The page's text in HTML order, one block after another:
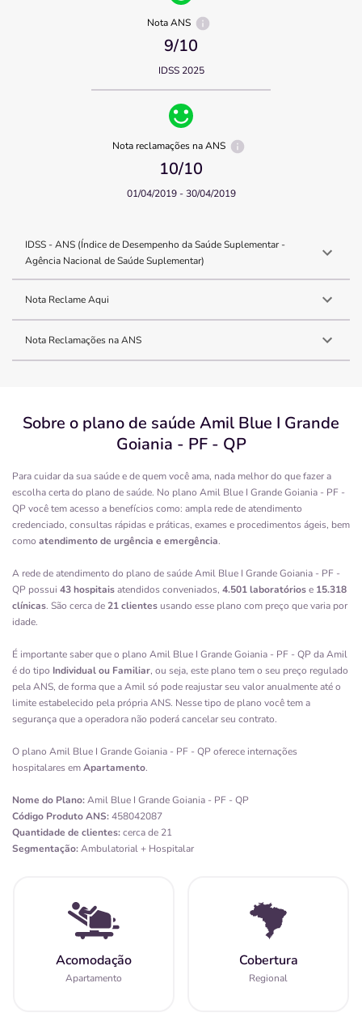
Nota ANS
9/10
IDSS 2025
Nota reclamações na ANS
10/10
01/04/2019 - 30/04/2019
IDSS - ANS (Índice de Desempenho da Saúde Suplementar -
Agência Nacional de Saúde Suplementar)
Nota Reclame Aqui
Nota Reclamações na ANS
Sobre o plano de saúde Amil Blue I Grande
Goiania - PF - QP
Para cuidar da sua saúde e de quem você ama, nada melhor do que fazer a
escolha certa do plano de saúde. No plano Amil Blue I Grande Goiania - PF -
QP você tem acesso a benefícios como: ampla rede de atendimento
credenciado, consultas rápidas e práticas, exames e procedimentos ágeis, bem
como atendimento de urgência e emergência.
A rede de atendimento do plano de saúde Amil Blue I Grande Goiania - PF -
QP possui 43 hospitaisatendidos conveniados, 4.501 laboratóriose 15.318
clínicas. São cerca de21 clientes usando esse plano com preço que varia por
idade.
É importante saber que o plano Amil Blue I Grande Goiania - PF - QP da Amil
é do tipo Individual ou Familiar, ou seja, este plano tem o seu preço regulado
pela ANS, de forma que a Amil só pode reajustar seu valor anualmente até o
limite estabelecido pela própria ANS. Nesse tipo de plano você tem a
segurança que a operadora não poderá cancelar seu contrato.
O plano Amil Blue I Grande Goiania - PF - QP oferece internações
hospitalares emApartamento.
Nome do Plano:Amil Blue I Grande Goiania - PF - QP
Código Produto ANS:458042087
Quantidade de clientes:cerca de 21
Segmentação:Ambulatorial + Hospitalar
Acomodação
Apartamento
Cobertura
Regional